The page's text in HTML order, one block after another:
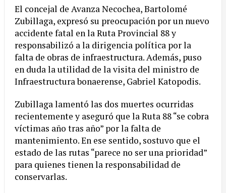
El concejal de Avanza Necochea, Bartolomé
Zubillaga, expresó su preocupación por un nuevo
accidente fatal en la Ruta Provincial 88 y
responsabilizó a la dirigencia política por la
falta de obras de infraestructura. Además, puso
en duda la utilidad de la visita del ministro de
Infraestructura bonaerense, Gabriel Katopodis.
Zubillaga lamentó las dos muertes ocurridas
recientemente y aseguró que la Ruta 88 “se cobra
víctimas año tras año” por la falta de
mantenimiento. En ese sentido, sostuvo que el
estado de las rutas “parece no ser una prioridad”
para quienes tienen la responsabilidad de
conservarlas.